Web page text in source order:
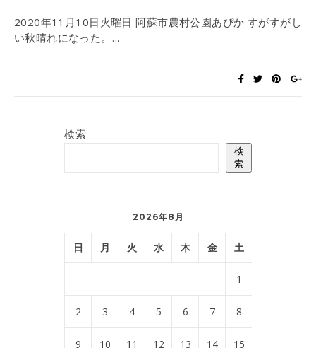
2020年11月10日火曜日 阿蘇市農村公園あぴか すがすがし
い秋晴れになった。…
検索
検
索
2026年8月
日 月 火 水 木 金 土
1
2 3 4 5 6 7 8
9 10 11 12 13 14 15